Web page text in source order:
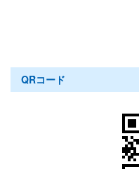
QRコード